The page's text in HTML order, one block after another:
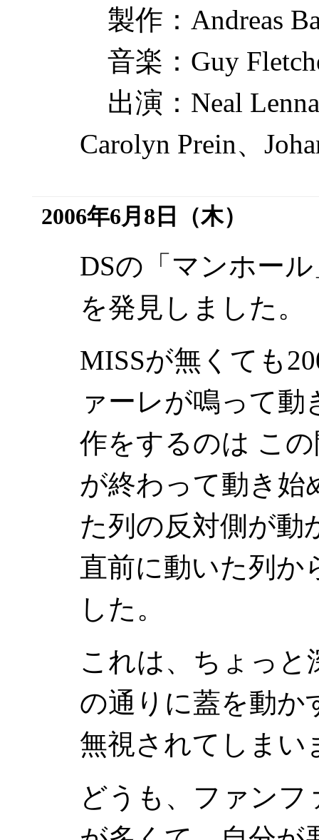
製作： Andreas
音楽： Guy
出演： Neal
Carolyn Prein、
2006年6月8日（木）
DSの「マンホー
を発見しました。
MISSが無くても
ァーレが鳴って
作をするのは こ
が終わって動き始
た列の反対側が動
直前に動いた列か
した。
これは、ちょっと
の通りに蓋を動か
無視されてしまい
どうも、ファンフ